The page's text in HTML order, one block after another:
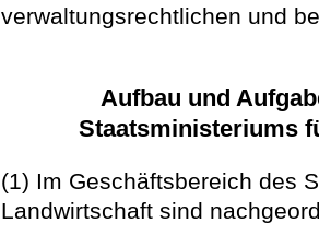
verwaltungsrechtlichen und
Aufbau und
Staatsministeriums
(1) Im Geschäftsbereich des
Landwirtschaft sind